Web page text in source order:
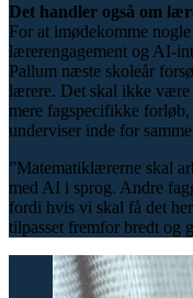
Det handler også om
For at imødekomme
lærerengagement og AI-
Pallum næste skoleår
lærere. Det skal ikke være
mere fagspecifikke
underviser inde for
”Matematiklærerne skal
med AI i sprog. Andre
fordi hvis vi skal få det
tilpasset fremfor bredt og